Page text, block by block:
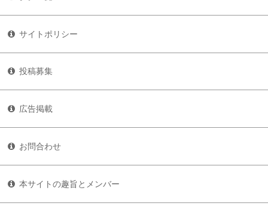
サイトポリシー
投稿募集
広告掲載
お問合わせ
本サイトの趣旨とメンバー